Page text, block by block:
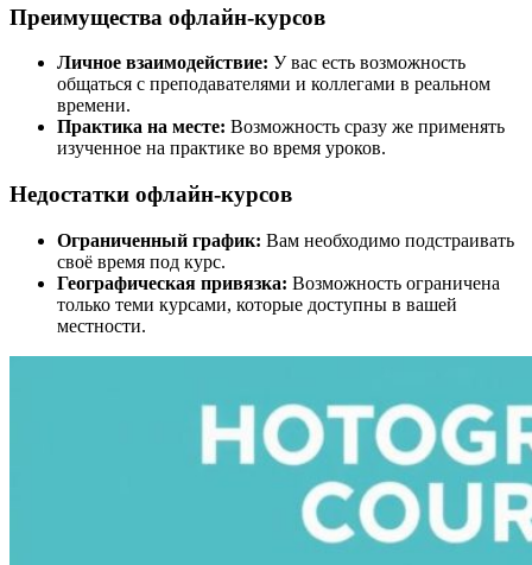
Преимущества офлайн-курсов
Личное взаимодействие: У вас есть возможность
общаться с преподавателями и коллегами в реальном
времени.
Практика на месте: Возможность сразу же применять
изученное на практике во время уроков.
Недостатки офлайн-курсов
Ограниченный график: Вам необходимо подстраивать
своё время под курс.
Географическая привязка: Возможность ограничена
только теми курсами, которые доступны в вашей
местности.